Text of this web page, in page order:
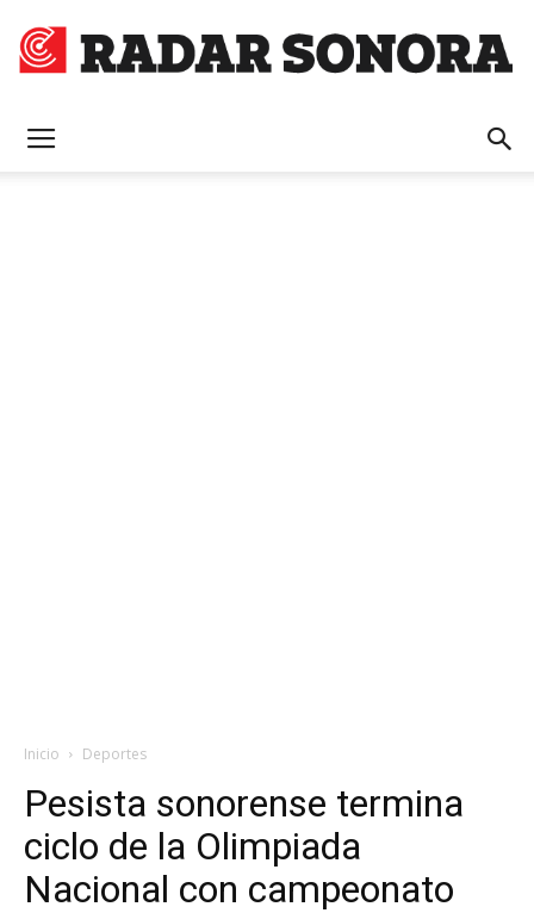
Inicio Deportes
Pesista sonorense termina
ciclo de la Olimpiada
Nacional con campeonato